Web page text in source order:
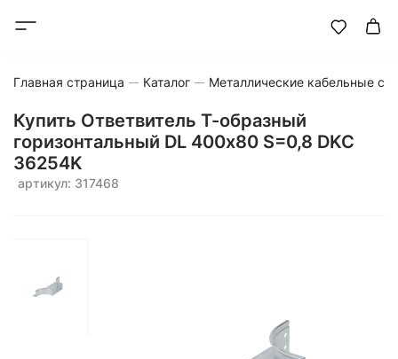
Главная страница Каталог Металлические кабельные
Купить Ответвитель Т-образный
горизонтальный DL 400х80 S=0,8 DKC
36254K
артикул: 317468